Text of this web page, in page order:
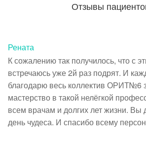
Отзывы
Рената
К сожалению так получилось, что с
встречаюсь уже 2й раз подрят. И
благодарю весь коллектив ОРИТ№6
мастерство в такой нелёгкой
всем врачам и долгих лет жизни. Вы
день чудеса. И спасибо всему